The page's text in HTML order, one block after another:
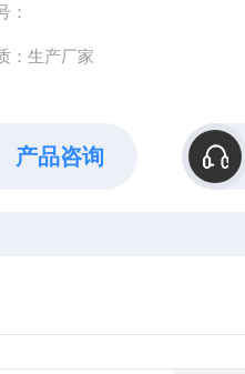
：
：生产厂家
产品咨询